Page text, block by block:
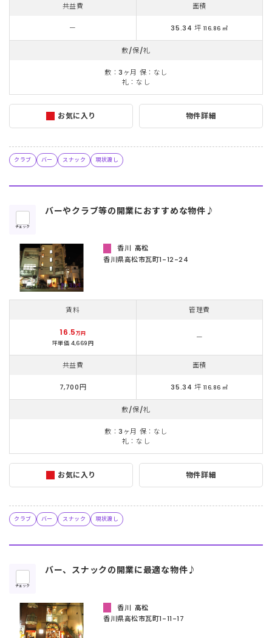
お気に入り 物件詳細
共益費 面積
ー 35.34 坪 116.86 ㎡
敷/保/礼
敷：3ヶ月 保：なし
礼：なし
クラブ バー スナック 現状渡し
チェック
バーやクラブ等の開業におすすめな物件♪
お気に入り 物件詳細
香川 高松
香川県高松市瓦町1-12-24
賃料 管理費
16.5万円
坪単価 4,669円
ー
共益費 面積
7,700円 35.34 坪 116.86 ㎡
敷/保/礼
敷：3ヶ月 保：なし
礼：なし
クラブ バー スナック 現状渡し
チェック
バー、スナックの開業に最適な物件♪
香川 高松
香川県高松市瓦町1-11-17